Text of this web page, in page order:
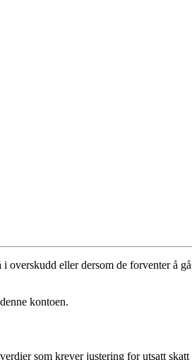
overskudd eller dersom de forventer å
kontoen.
som krever justering for utsatt